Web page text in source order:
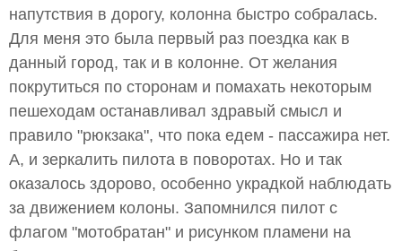
напутствия в дорогу, колонна быстро собралась.
Для меня это была первый раз поездка как в
данный город, так и в колонне. От желания
покрутиться по сторонам и помахать некоторым
пешеходам останавливал здравый смысл и
правило "рюкзака", что пока едем - пассажира нет.
А, и зеркалить пилота в поворотах. Но и так
оказалось здорово, особенно украдкой наблюдать
за движением колоны. Запомнился пилот с
флагом "мотобратан" и рисунком пламени на